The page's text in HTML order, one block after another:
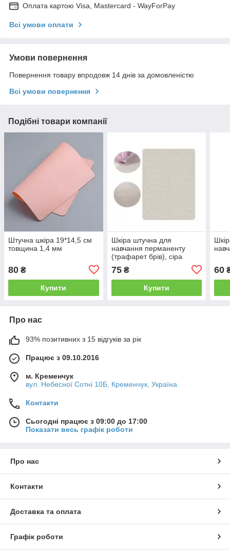
Оплата картою Visa, Mastercard - WayForPay
Всі умови оплати
Умови повернення
Повернення товару впродовж 14 днів за домовленістю
Всі умови повернення
Подібні товари компанії
Штучна шкіра 19*14,5 см
товщина 1,4 мм
80 ₴
Купити
Шкіра штучна для
навчання перманенту
(трафарет брів), сіра
75₴
Купити
60
Про нас
93% позитивних з 15 відгуків за рік
Працює з 09.10.2016
м. Кременчук
вул. Небесної Сотні 10Б, Кременчук, Україна
Контакти
Сьогодні працює з 09:00 до 17:00
Показати весь графік роботи
Про нас
Контакти
Доставка та оплата
Графік роботи